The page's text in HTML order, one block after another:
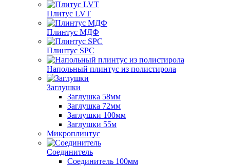
Плитус LVT
Плинтус МДФ
Плинтус SPC
Напольный плинтус из полистирола
Заглушки
Заглушка 58мм
Заглушка 72мм
Заглушки 100мм
Заглушки 55м
Микроплинтус
Соединитель
Соединитель 100мм